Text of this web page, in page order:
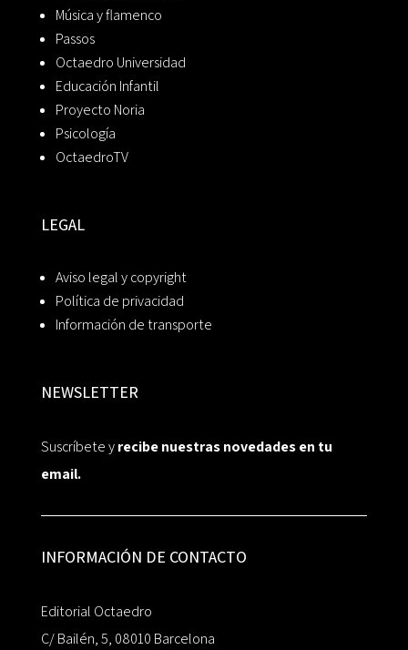
Música y flamenco
Passos
Octaedro Universidad
Educación Infantil
Proyecto Noria
Psicología
OctaedroTV
LEGAL
Aviso legal y copyright
Política de privacidad
Información de transporte
NEWSLETTER
Suscríbete yrecibe nuestras novedades en tu
email.
INFORMACIÓN DE CONTACTO
Editorial Octaedro
C/ Bailén, 5, 08010 Barcelona